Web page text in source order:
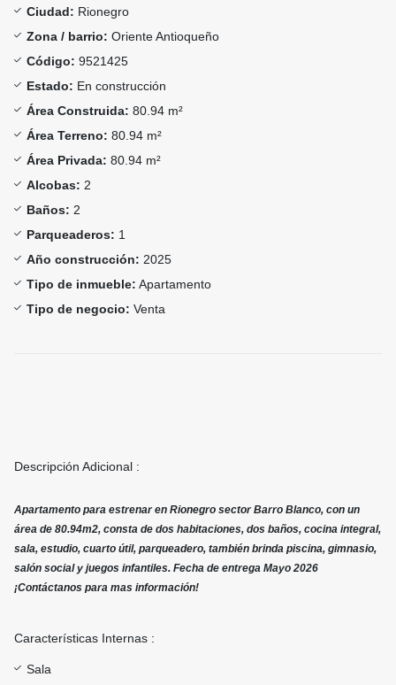
Ciudad: Rionegro
Zona / barrio: Oriente Antioqueño
Código: 9521425
Estado: En construcción
Área Construida: 80.94 m²
Área Terreno: 80.94 m²
Área Privada: 80.94 m²
Alcobas: 2
Baños: 2
Parqueaderos: 1
Año construcción: 2025
Tipo de inmueble: Apartamento
Tipo de negocio: Venta
Descripción Adicional :
Apartamento para estrenar en Rionegro sector Barro Blanco, con un
área de 80.94m2, consta de dos habitaciones, dos baños, cocina integral,
sala, estudio, cuarto útil, parqueadero, también brinda piscina, gimnasio,
salón social y juegos infantiles. Fecha de entrega Mayo 2026
¡Contáctanos para mas información!
Características Internas :
Sala